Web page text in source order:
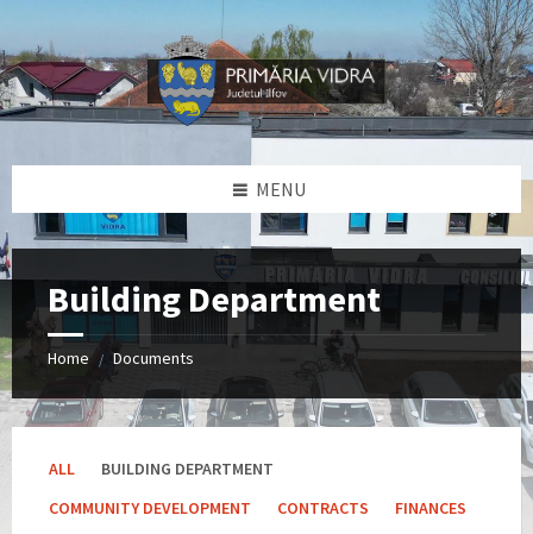
content
left
sidebar
right
sidebar
footer
MENU
Building Department
Home / Documents
ALL
BUILDING DEPARTMENT
COMMUNITY DEVELOPMENT
CONTRACTS
FINANCES